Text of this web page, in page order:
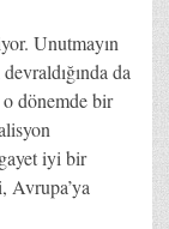
Unutmayın
da
dönemde bir
iyi bir
Avrupa’ya